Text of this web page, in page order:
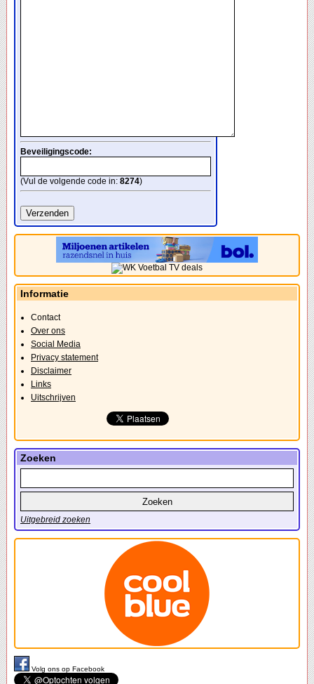
Beveiligingscode:
(Vul de volgende code in: 8274)
Informatie
Contact
Over ons
Social Media
Privacy statement
Disclaimer
Links
Uitschrijven
Zoeken
Uitgebreid zoeken
Volg ons op Facebook